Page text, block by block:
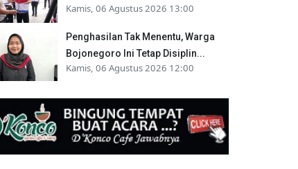
Kamis, 06 Agustus 2026 13:00
Penghasilan Tak Menentu, Warga
Bojonegoro Ini Tetap Disiplin...
Kamis, 06 Agustus 2026 12:00